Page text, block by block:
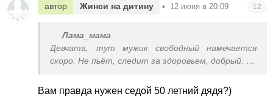
автор Жинси на дитину • 12 июня в 20:09 12
Лама_мама
Девчата, тут мужик свободный намечается
скоро. Не пьёт, следит за здоровьем, добрый.
то конечно один не останется.
Вам правда нужен седой 50 летний дядя?)